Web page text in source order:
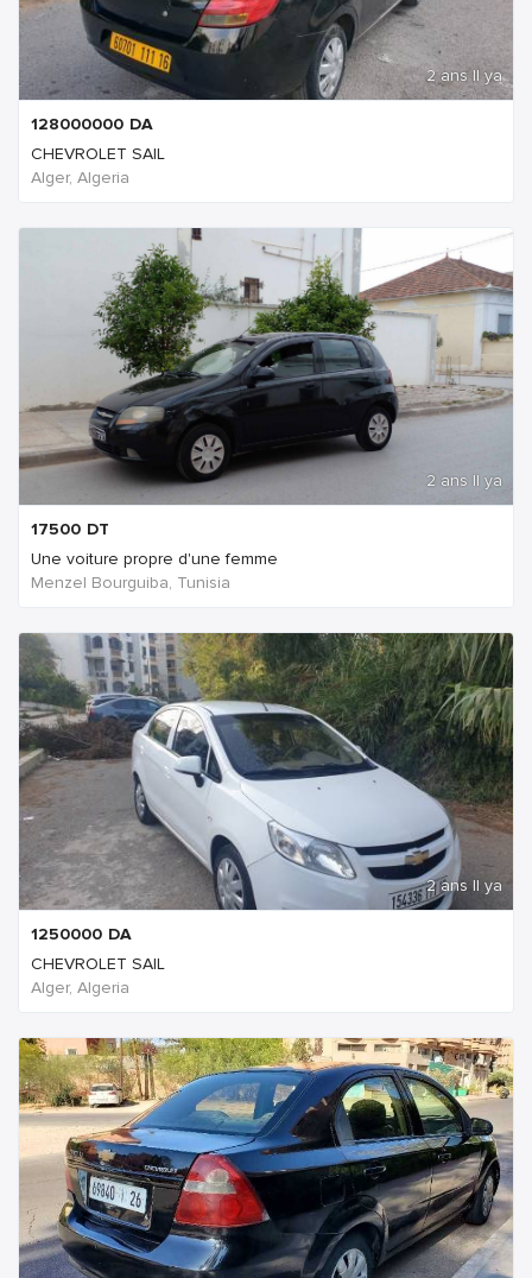
2 ans Il ya
128000000 DA
CHEVROLET SAIL
Alger, Algeria
2 ans Il ya
17500 DT
Une voiture propre d'une femme
Menzel Bourguiba, Tunisia
2 ans Il ya
1250000 DA
CHEVROLET SAIL
Alger, Algeria